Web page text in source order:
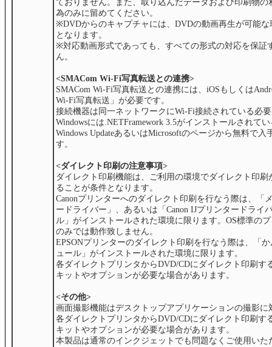
為のみに留めてください。
※DVDからのキャプチャには、DVDの動画再生が可能
となります。
※対応動画形式であっても、すべての形式の対応を保証
ん。
<SMACom Wi-Fi写真転送との連携>
SMACom Wi-Fi写真転送との連携には、iOSもしくは
Wi-Fi写真転送」が必要です。
接続機器は同一ネットワークにWi-Fi接続されている必
Windowsには.NETFramework 3.5がインストールされて
Windows UpdateあるいはMicrosoftのページから無料で入
す。
<ダイレクト印刷の注意事項>
ダイレクト印刷機能は、ご利用の環境でダイレクト印
ることが条件となります。
Canonプリンターへのダイレクト印刷を行なう際は、「
ードライバー」、あるいは「Canon IJプリンタードライ
ル」がインストールされた環境に限ります。OS標準の
のみでは動作致しません。
EPSONプリンターのダイレクト印刷を行なう際は、「
ュール」がインストールされた環境に限ります。
各ダイレクトプリンタからDVD/CDにダイレクト印刷す
キットやオプションが必要な場合があります。
<その他>
画面撮影機能はデスクトップアプリケーションの撮影に
各ダイレクトプリンタからDVD/CDにダイレクト印刷す
キットやオプションが必要な場合があります。
本製品は通常のインクジェットでも問題なくご使用いた